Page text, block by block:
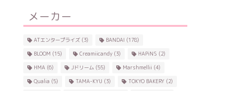
メーカー
ATエンタープライズ(3) BANDAI (178)
BLOOM (15) Creamiicandy(3) HAPiNS (2)
HMA(6) Jドリーム(55) Marshmellii (4)
Qualia (5) TAMA-KYU (3) TOKYO BAKERY(2)